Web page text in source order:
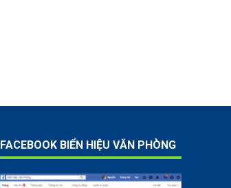
FACEBOOK BIỂN HIỆU VĂN PHÒNG